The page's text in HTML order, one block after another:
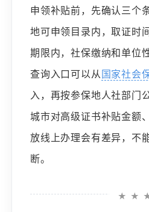
申领补贴前，先确认三个
地可申领目录内，取证时
期限内，社保缴纳和单位
查询入口可以从 国家社会
入，再按参保地人社部门
城市对高级证书补贴金额
放线上办理会有差异，不
断。
★ ★